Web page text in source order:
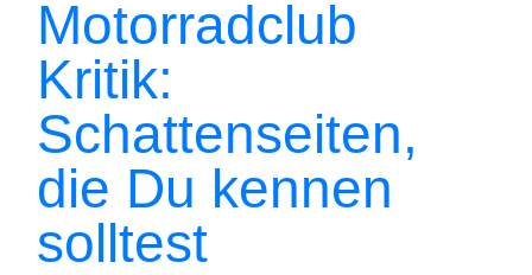
Motorradclub
Kritik:
Schattenseiten,
die Du kennen
solltest